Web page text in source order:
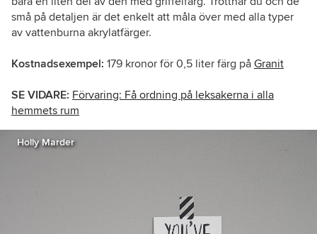
små på detaljen är det enkelt att måla över med alla typer
av vattenburna akrylatfärger.
Kostnadsexempel: 179 kronor för 0,5 liter färg på Granit
SE VIDARE: Förvaring: Få ordning på leksakerna i alla
hemmets rum
Holly Marder